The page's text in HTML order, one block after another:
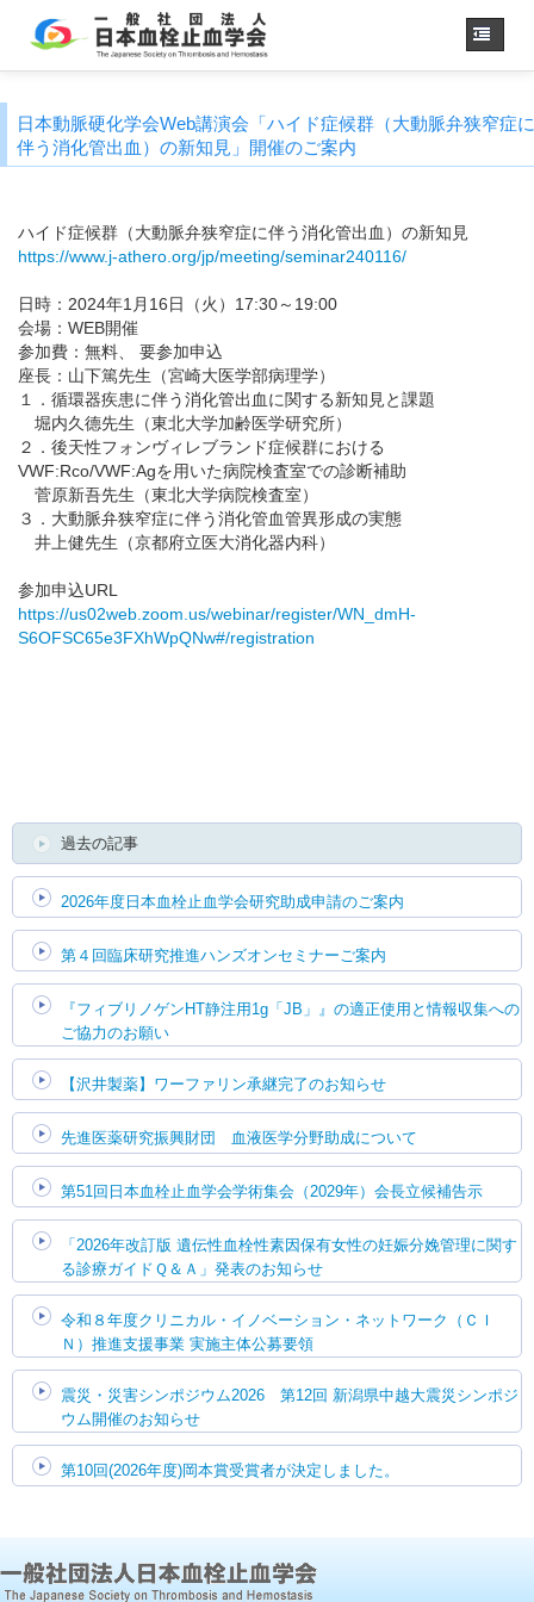
学会概要・理事長挨拶
各種委員会
診療ガイドライン
用語集
認定医制度
認定技師制度
学術集会
会員専用
事務手続き（入退会・変更）
リンク
日本動脈硬化学会Web講演会「ハイド症候群（大動脈弁狭窄症に
伴う消化管出血）の新知見」開催のご案内
ハイド症候群（大動脈弁狭窄症に伴う消化管出血）の新知見
https://www.j-athero.org/jp/meeting/seminar240116/
日時：2024年1月16日（火）17:30～19:00
会場：WEB開催
参加費：無料、 要参加申込
座長：山下篤先生（宮崎大医学部病理学）
１．循環器疾患に伴う消化管出血に関する新知見と課題
堀内久德先生（東北大学加齢医学研究所）
２．後天性フォンヴィレブランド症候群における
VWF:Rco/VWF:Agを用いた病院検査室での診断補助
菅原新吾先生（東北大学病院検査室）
３．大動脈弁狭窄症に伴う消化管血管異形成の実態
井上健先生（京都府立医大消化器内科）
参加申込URL
https://us02web.zoom.us/webinar/register/WN_dmH-
S6OFSC65e3FXhWpQNw#/registration
過去の記事
2026年度日本血栓止血学会研究助成申請のご案内
第４回臨床研究推進ハンズオンセミナーご案内
『フィブリノゲンHT静注用1g「JB」』の適正使用と情報収集への
ご協力のお願い
【沢井製薬】ワーファリン承継完了のお知らせ
先進医薬研究振興財団 血液医学分野助成について
第51回日本血栓止血学会学術集会（2029年）会長立候補告示
「2026年改訂版 遺伝性血栓性素因保有女性の妊娠分娩管理に関す
る診療ガイドＱ＆Ａ」発表のお知らせ
令和８年度クリニカル・イノベーション・ネットワーク（ＣＩ
Ｎ）推進支援事業 実施主体公募要領
震災・災害シンポジウム2026 第12回 新潟県中越大震災シンポジ
ウム開催のお知らせ
第10回(2026年度)岡本賞受賞者が決定しました。